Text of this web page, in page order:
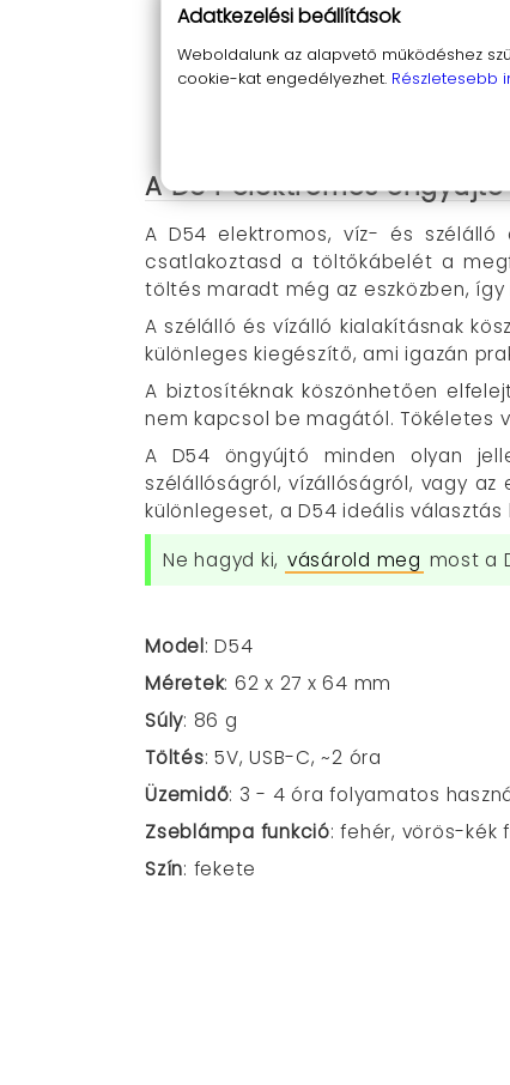
Véletlen használat elleni
biztos lehess abban, hogy nem
Tökéletes ajándék férfiaknak
:
A D54 elektromos
A D54 elektromos, víz- és szélálló
csatlakoztasd a töltőkábelét a
töltés maradt még az eszközben,
A szélálló és vízálló kialakításnak
különleges kiegészítő, ami igazán
A biztosítéknak köszönhetően
nem kapcsol be magától. Tökéletes
A D54 öngyújtó minden olyan
szélállóságról, vízállóságról, vagy
különlegeset, a D54 ideális
Ne hagyd ki, vásárold meg most a
Model: D54
Méretek: 62 x 27 x 64 mm
Súly: 86 g
Töltés: 5V, USB-C, ~2 óra
Üzemidő: 3 - 4 óra folyamatos
Zseblámpa funkció: fehér, vörös-kék
Szín: fekete
Adatkezelési beállítások
Weboldalunk az alapvető működéshez
cookie-kat engedélyezhet. Részletesebb